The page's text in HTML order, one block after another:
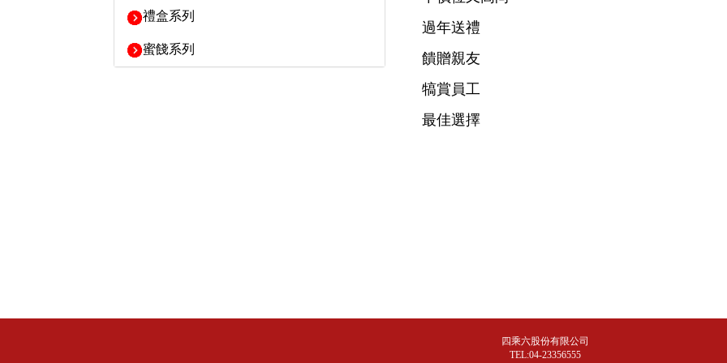
禮盒系列
蜜餞系列
過年送禮
饋贈親友
犒賞員工
最佳選擇
四乘六股份有限公司
TEL:04-23356555